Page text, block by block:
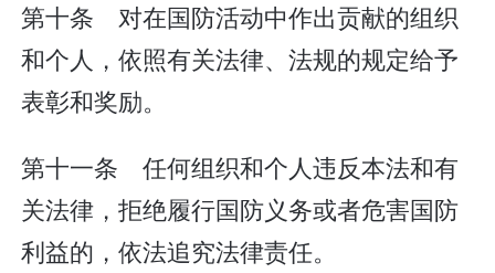
第十条 对在国防活动中作出贡献的组织
和个人，依照有关法律、法规的规定给予
表彰和奖励。
第十一条 任何组织和个人违反本法和有
关法律，拒绝履行国防义务或者危害国防
利益的，依法追究法律责任。